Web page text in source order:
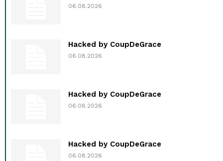
06.08.2026
Hacked by CoupDeGrace
06.08.2026
Hacked by CoupDeGrace
06.08.2026
Hacked by CoupDeGrace
06.08.2026